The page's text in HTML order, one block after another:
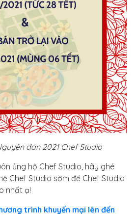
đán 2021 Chef Studio
ủng hộ Chef Studio, hãy ghé
Chef Studio sớm để Chef Studio
nhất ạ!
trình khuyến mại lên đến